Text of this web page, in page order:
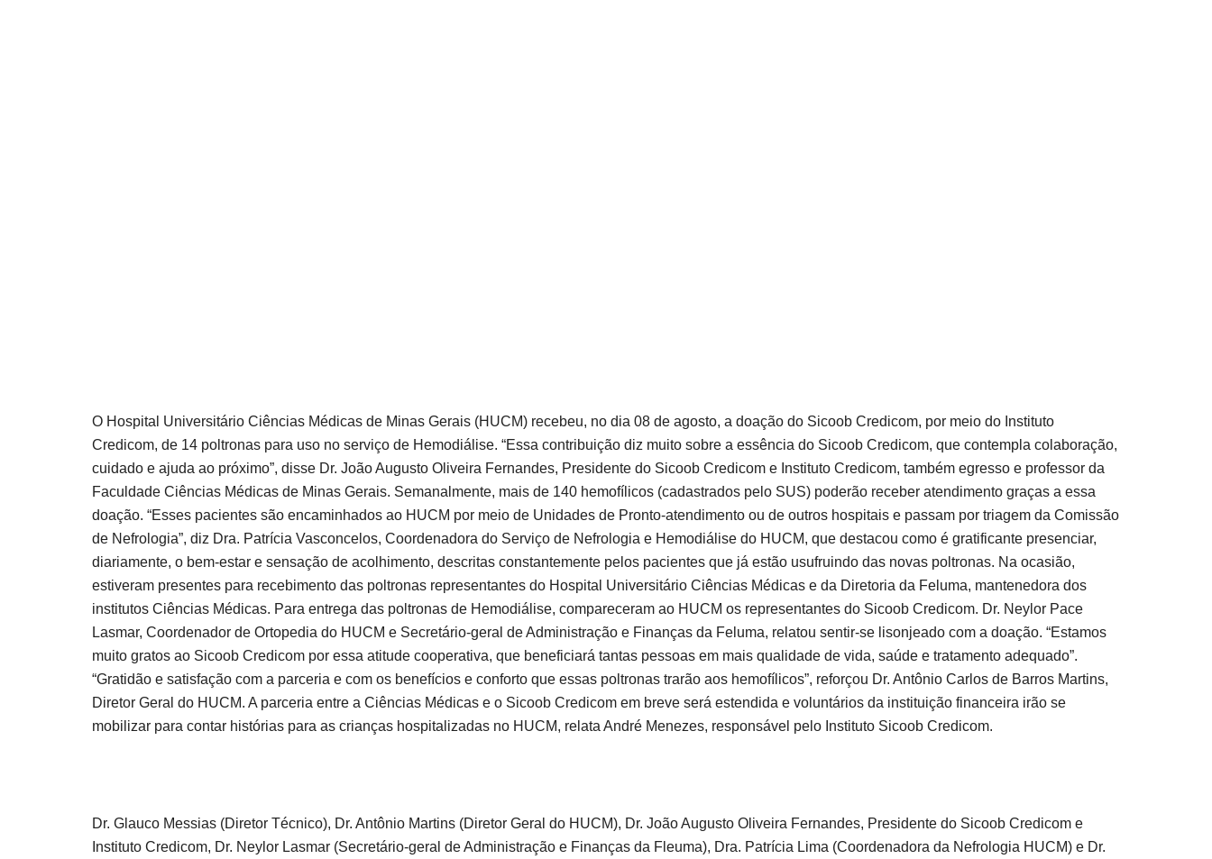
O Hospital Universitário Ciências Médicas de Minas Gerais (HUCM) recebeu, no dia 08 de agosto, a doação do Sicoob Credicom, por meio do Instituto
Credicom, de 14 poltronas para uso no serviço de Hemodiálise. “Essa contribuição diz muito sobre a essência do Sicoob Credicom, que contempla colaboração,
cuidado e ajuda ao próximo”, disse Dr. João Augusto Oliveira Fernandes, Presidente do Sicoob Credicom e Instituto Credicom, também egresso e professor da
Faculdade Ciências Médicas de Minas Gerais. Semanalmente, mais de 140 hemofílicos (cadastrados pelo SUS) poderão receber atendimento graças a essa
doação. “Esses pacientes são encaminhados ao HUCM por meio de Unidades de Pronto-atendimento ou de outros hospitais e passam por triagem da Comissão
de Nefrologia”, diz Dra. Patrícia Vasconcelos, Coordenadora do Serviço de Nefrologia e Hemodiálise do HUCM, que destacou como é gratificante presenciar,
diariamente, o bem-estar e sensação de acolhimento, descritas constantemente pelos pacientes que já estão usufruindo das novas poltronas. Na ocasião,
estiveram presentes para recebimento das poltronas representantes do Hospital Universitário Ciências Médicas e da Diretoria da Feluma, mantenedora dos
institutos Ciências Médicas. Para entrega das poltronas de Hemodiálise, compareceram ao HUCM os representantes do Sicoob Credicom. Dr. Neylor Pace
Lasmar, Coordenador de Ortopedia do HUCM e Secretário-geral de Administração e Finanças da Feluma, relatou sentir-se lisonjeado com a doação. “Estamos
muito gratos ao Sicoob Credicom por essa atitude cooperativa, que beneficiará tantas pessoas em mais qualidade de vida, saúde e tratamento adequado”.
“Gratidão e satisfação com a parceria e com os benefícios e conforto que essas poltronas trarão aos hemofílicos”, reforçou Dr. Antônio Carlos de Barros Martins,
Diretor Geral do HUCM. A parceria entre a Ciências Médicas e o Sicoob Credicom em breve será estendida e voluntários da instituição financeira irão se
mobilizar para contar histórias para as crianças hospitalizadas no HUCM, relata André Menezes, responsável pelo Instituto Sicoob Credicom.
Dr. Glauco Messias (Diretor Técnico), Dr. Antônio Martins (Diretor Geral do HUCM), Dr. João Augusto Oliveira Fernandes, Presidente do Sicoob Credicom e
Instituto Credicom, Dr. Neylor Lasmar (Secretário-geral de Administração e Finanças da Fleuma), Dra. Patrícia Lima (Coordenadora da Nefrologia HUCM) e Dr.